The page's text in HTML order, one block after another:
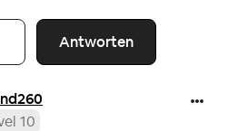
Antworten
10